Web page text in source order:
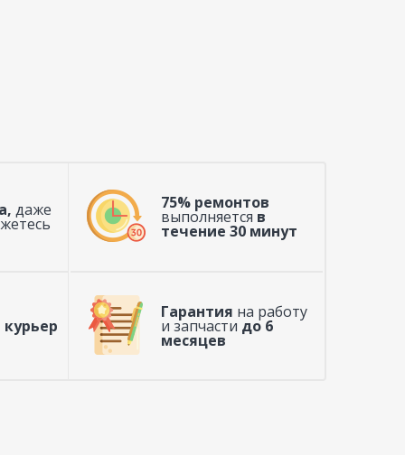
даже 75% ремонтов
выполняется в
течение 30 минут
Гарантия на работу
и запчасти до 6
месяцев